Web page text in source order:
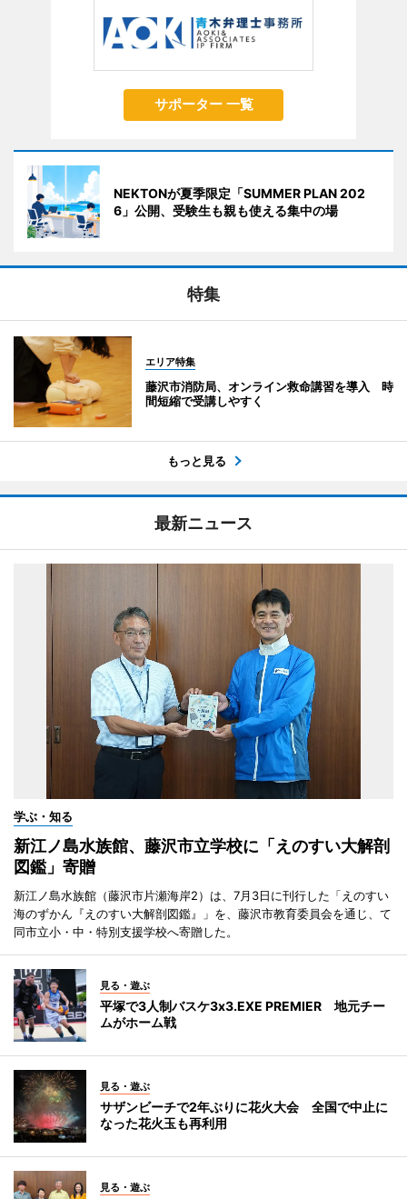
サポーター 一覧
NEKTONが夏季限定「SUMMER PLAN 202
6」公開、受験生も親も使える集中の場
特集
エリア特集
藤沢市消防局、オンライン救命講習を導入 時
間短縮で受講しやすく
もっと見る
最新ニュース
学ぶ・知る
新江ノ島水族館、藤沢市立学校に「えのすい大解剖
図鑑」寄贈
新江ノ島水族館（藤沢市片瀬海岸2）は、7月3日に刊行した「えのすい
海のずかん『えのすい大解剖図鑑』」を、藤沢市教育委員会を通じ、て
同市立小・中・特別支援学校へ寄贈した。
見る・遊ぶ
平塚で3人制バスケ3x3.EXE PREMIER 地元チー
ムがホーム戦
見る・遊ぶ
サザンビーチで2年ぶりに花火大会 全国で中止に
なった花火玉も再利用
見る・遊ぶ